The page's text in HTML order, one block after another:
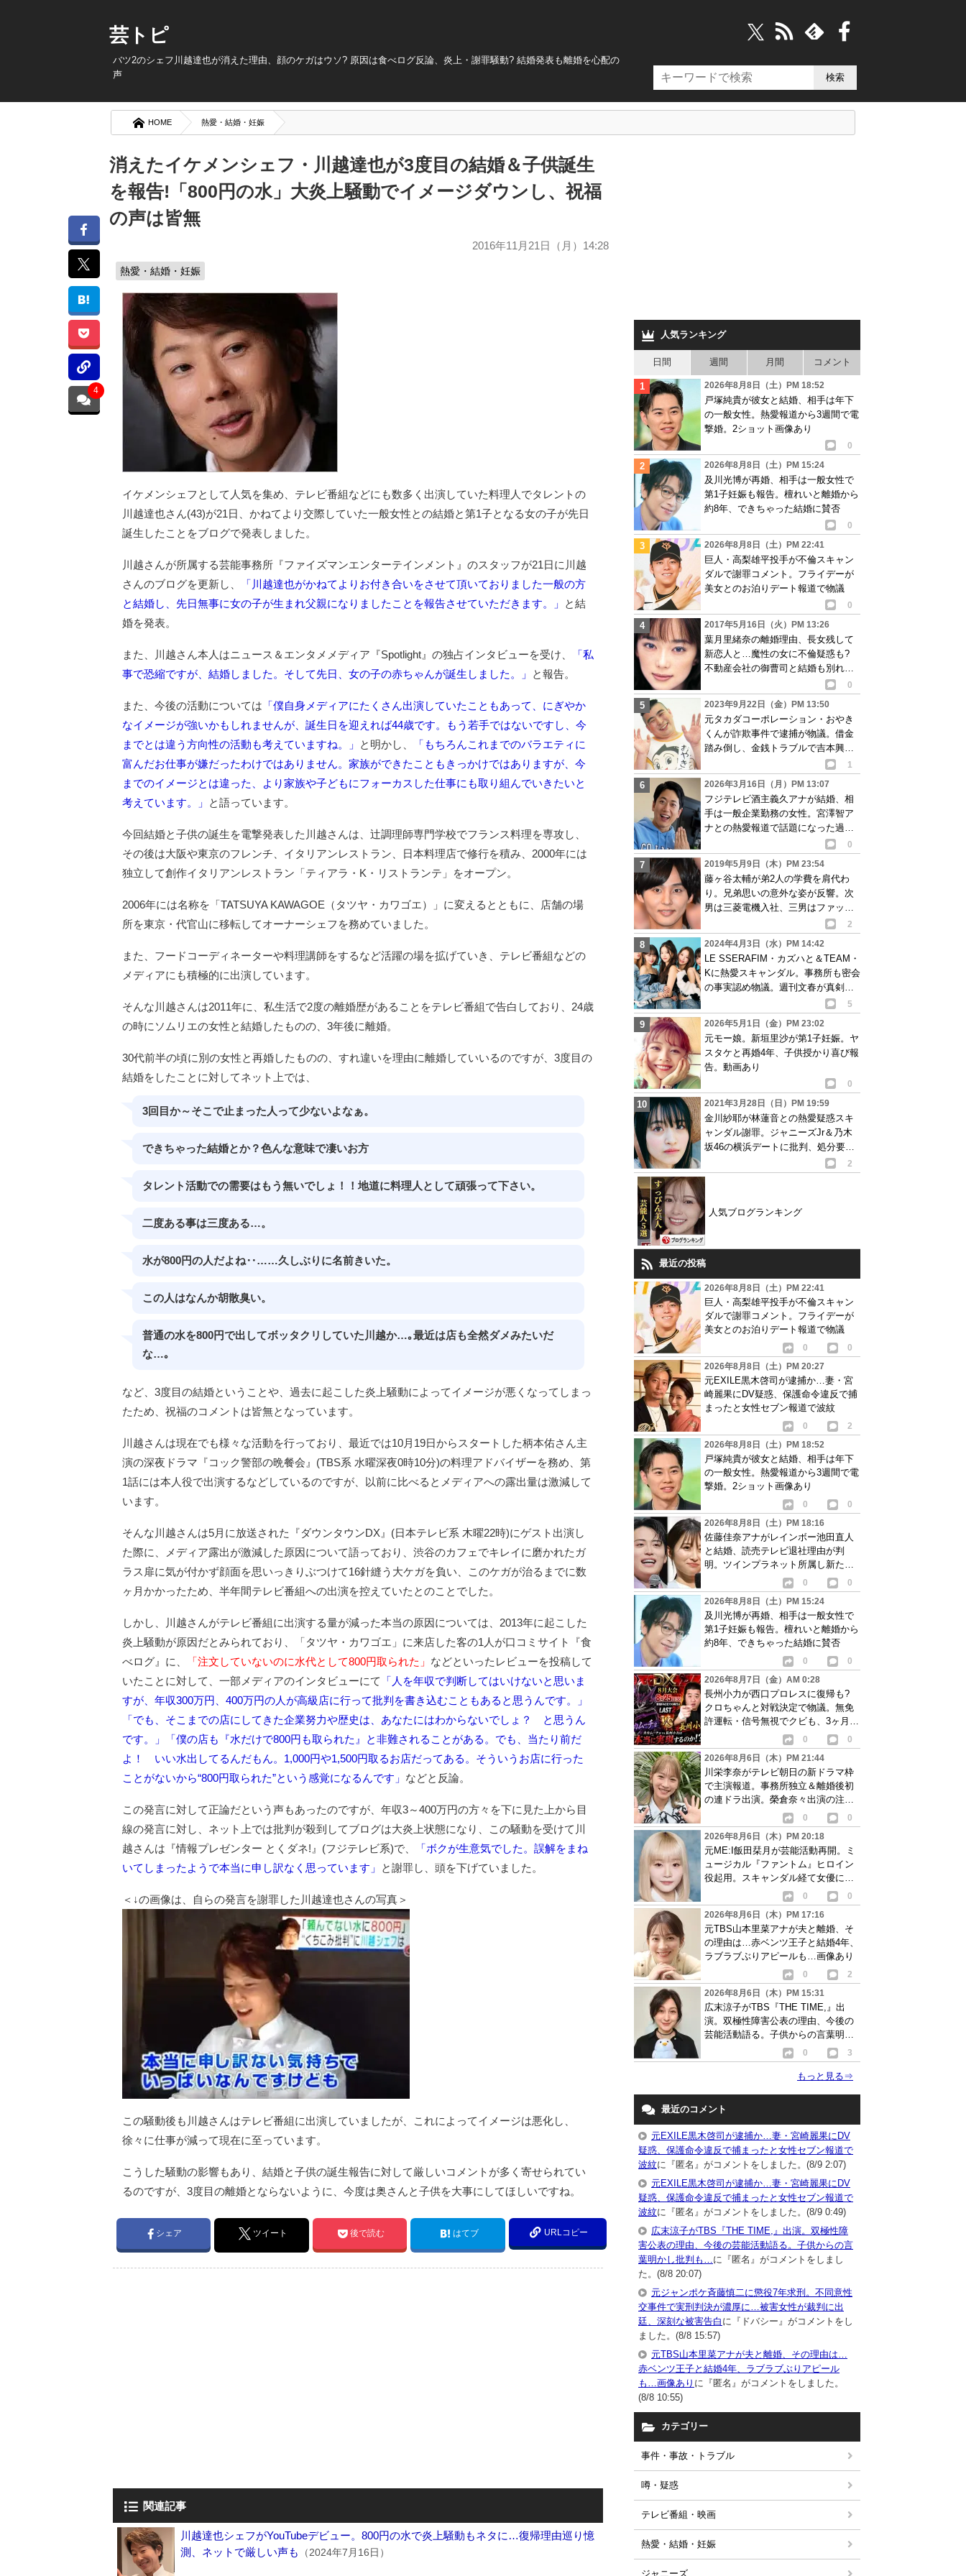
芸トピ
バツ2のシェフ川越達也が消えた理由、顔のケガはウソ? 原因は食べログ反論、炎上・謝罪騒動? 結婚発表も離婚を心配の
声
HOME 熱愛・結婚・妊娠
消えたイケメンシェフ・川越達也が3度目の結婚＆子供誕生
を報告!「800円の水」大炎上騒動でイメージダウンし、祝福
の声は皆無
2016年11月21日（月）14:28
熱愛・結婚・妊娠
4
イケメンシェフとして人気を集め、テレビ番組などにも数多く出演していた料理人でタレントの
川越達也さん(43)が21日、かねてより交際していた一般女性との結婚と第1子となる女の子が先日
誕生したことをブログで発表しました。
川越さんが所属する芸能事務所『ファイズマンエンターテインメント』のスタッフが21日に川越
さんのブログを更新し、
「川越達也がかねてよりお付き合いをさせて頂いておりました一般の方
と結婚し、先日無事に女の子が生まれ父親になりましたことを報告させていただきます。」
と結
婚を発表。
また、川越さん本人はニュース＆エンタメメディア『Spotlight』の独占インタビューを受け、
「私
事で恐縮ですが、結婚しました。そして先日、女の子の赤ちゃんが誕生しました。」
と報告。
また、今後の活動については 「僕自身メディアにたくさん出演していたこともあって、にぎやか
なイメージが強いかもしれませんが、誕生日を迎えれば44歳です。もう若手ではないですし、今
までとは違う方向性の活動も考えていますね。」
と明かし、
「もちろんこれまでのバラエティに
富んだお仕事が嫌だったわけではありません。家族ができたこともきっかけではありますが、今
までのイメージとは違った、より家族や子どもにフォーカスした仕事にも取り組んでいきたいと
考えています。」
と語っています。
今回結婚と子供の誕生を電撃発表した川越さんは、辻調理師専門学校でフランス料理を専攻し、
その後は大阪や東京のフレンチ、イタリアンレストラン、日本料理店で修行を積み、2000年には
独立して創作イタリアンレストラン「ティアラ・K・リストランテ」をオープン。
2006年には名称を「TATSUYA KAWAGOE（タツヤ・カワゴエ）」に変えるとともに、店舗の場
所を東京・代官山に移転してオーナーシェフを務めていました。
また、フードコーディネーターや料理講師をするなど活躍の場を拡げていき、テレビ番組などの
メディアにも積極的に出演しています。
そんな川越さんは2011年に、私生活で2度の離婚歴があることをテレビ番組で告白しており、24歳
の時にソムリエの女性と結婚したものの、3年後に離婚。
30代前半の頃に別の女性と再婚したものの、すれ違いを理由に離婚していいるのですが、3度目の
結婚をしたことに対してネット上では、
3回目か～そこで止まった人って少ないよなぁ。
できちゃった結婚とか？色んな意味で凄いお方
タレント活動での需要はもう無いでしょ！！地道に料理人として頑張って下さい。
二度ある事は三度ある…。
水が800円の人だよね‥……久しぶりに名前きいた。
この人はなんか胡散臭い。
普通の水を800円で出してボッタクリしていた川越か…｡最近は店も全然ダメみたいだ
な…｡
など、3度目の結婚ということや、過去に起こした炎上騒動によってイメージが悪くなってしまっ
たため、祝福のコメントは皆無となっています。
川越さんは現在でも様々な活動を行っており、最近では10月19日からスタートした柄本佑さん主
演の深夜ドラマ『コック警部の晩餐会』(TBS系 水曜深夜0時10分)の料理アドバイザーを務め、第
1話には本人役で出演するなどしているのですが、以前に比べるとメディアへの露出量は激減して
います。
そんな川越さんは5月に放送された『ダウンタウンDX』(日本テレビ系 木曜22時)にゲスト出演し
た際に、メディア露出が激減した原因について語っており、渋谷のカフェでキレイに磨かれたガ
ラス扉に気が付かず顔面を思いっきりぶつけて16針縫う大ケガを負い、このケガが治るまでに数
ヶ月かかったため、半年間テレビ番組への出演を控えていたとのことでした。
しかし、川越さんがテレビ番組に出演する量が減った本当の原因については、2013年に起こした
炎上騒動が原因だとみられており、「タツヤ・カワゴエ」に来店した客の1人が口コミサイト『食
べログ』に、
「注文していないのに水代として800円取られた」 などといったレビューを投稿して
いたことに対して、一部メディアのインタビューにて
「人を年収で判断してはいけないと思いま
すが、年収300万円、400万円の人が高級店に行って批判を書き込むこともあると思うんです。」
「でも、そこまでの店にしてきた企業努力や歴史は、あなたにはわからないでしょ？ と思うん
です。」「僕の店も『水だけで800円も取られた』と非難されることがある。でも、当たり前だ
よ！ いい水出してるんだもん。1,000円や1,500円取るお店だってある。そういうお店に行った
ことがないから“800円取られた”という感覚になるんです」 などと反論。
この発言に対して正論だという声もあったのですが、年収3～400万円の方々を下に見た上から目
線の発言に対し、ネット上では批判が殺到してブログは大炎上状態になり、この騒動を受けて川
越さんは『情報プレゼンター とくダネ!』(フジテレビ系)で、
「ボクが生意気でした。誤解をまね
いてしまったようで本当に申し訳なく思っています」
と謝罪し、頭を下げていました。
＜↓の画像は、自らの発言を謝罪した川越達也さんの写真＞
この騒動後も川越さんはテレビ番組に出演していましたが、これによってイメージは悪化し、
徐々に仕事が減って現在に至っています。
こうした騒動の影響もあり、結婚と子供の誕生報告に対して厳しいコメントが多く寄せられてい
るのですが、3度目の離婚とならないように、今度は奥さんと子供を大事にしてほしいですね。
シェア ツイート 後で読む はてブ URLコピー
関連記事
川越達也シェフがYouTubeデビュー。800円の水で炎上騒動もネタに…復帰理由巡り憶
測、ネットで厳しい声も
（2024年7月16日）
人気ランキング
日間 週間 月間 コメント
2026年8月8日（土）PM 18:52
戸塚純貴が彼女と結婚、相手は年下
の一般女性。熱愛報道から3週間で電
撃婚。2ショット画像あり
0
2026年8月8日（土）PM 15:24
及川光博が再婚、相手は一般女性で
第1子妊娠も報告。檀れいと離婚から
約8年、できちゃった結婚に賛否
0
2026年8月8日（土）PM 22:41
巨人・高梨雄平投手が不倫スキャン
ダルで謝罪コメント。フライデーが
美女とのお泊りデート報道で物議
0
2017年5月16日（火）PM 13:26
葉月里緒奈の離婚理由、長女残して
新恋人と…魔性の女に不倫疑惑も?
不動産会社の御曹司と結婚も別れ、
0
2023年9月22日（金）PM 13:50
元タカダコーポレーション・おやき
くんが詐欺事件で逮捕が物議。借金
踏み倒し、金銭トラブルで吉本興業
1
2026年3月16日（月）PM 13:07
フジテレビ酒主義久アナが結婚、相
手は一般企業勤務の女性。宮澤智ア
ナとの熱愛報道で話題になった過去
0
2019年5月9日（木）PM 23:54
藤ヶ谷太輔が弟2人の学費を肩代わ
り。兄弟思いの意外な姿が反響。次
男は三菱電機入社、三男はファッシ
2
2024年4月3日（水）PM 14:42
LE SSERAFIM・カズハと＆TEAM・
Kに熱愛スキャンダル。事務所も密会
の事実認め物議。週刊文春が真剣交
5
2026年5月1日（金）PM 23:02
元モー娘。新垣里沙が第1子妊娠。ヤ
スタケと再婚4年、子供授かり喜び報
告。動画あり
0
2021年3月28日（日）PM 19:59
金川紗耶が林蓮音との熱愛疑惑スキ
ャンダル謝罪。ジャニーズJr＆乃木
坂46の横浜デートに批判、処分要求
2
人気ブログランキング
最近の投稿
2026年8月8日（土）PM 22:41
巨人・高梨雄平投手が不倫スキャン
ダルで謝罪コメント。フライデーが
美女とのお泊りデート報道で物議
0
0
2026年8月8日（土）PM 20:27
元EXILE黒木啓司が逮捕か…妻・宮
崎麗果にDV疑惑、保護命令違反で捕
まったと女性セブン報道で波紋
0
2
2026年8月8日（土）PM 18:52
戸塚純貴が彼女と結婚、相手は年下
の一般女性。熱愛報道から3週間で電
撃婚。2ショット画像あり
0
0
2026年8月8日（土）PM 18:16
佐藤佳奈アナがレインボー池田直人
と結婚、読売テレビ退社理由が判
明。ツインプラネット所属し新たな
0
0
2026年8月8日（土）PM 15:24
及川光博が再婚、相手は一般女性で
第1子妊娠も報告。檀れいと離婚から
約8年、できちゃった結婚に賛否
0
0
2026年8月7日（金）AM 0:28
長州小力が西口プロレスに復帰も?
クロちゃんと対戦決定で物議。無免
許運転・信号無視でクビも、3ヶ月で
0
0
2026年8月6日（木）PM 21:44
川栄李奈がテレビ朝日の新ドラマ枠
で主演報道。事務所独立＆離婚後初
の連ドラ出演。榮倉奈々出演の注目
0
0
2026年8月6日（木）PM 20:18
元ME:I飯田栞月が芸能活動再開。ミ
ュージカル『ファントム』ヒロイン
役起用。スキャンダル経て女優に転
0
0
2026年8月6日（木）PM 17:16
元TBS山本里菜アナが夫と離婚、そ
の理由は…赤ベンツ王子と結婚4年、
ラブラブぶりアピールも…画像あり
0
2
2026年8月6日（木）PM 15:31
広末涼子がTBS『THE TIME,』出
演。双極性障害公表の理由、今後の
芸能活動語る。子供からの言葉明か
0 3
もっと見る⇒
最近のコメント
元EXILE黒木啓司が逮捕か…妻・宮崎麗果にDV
疑惑、保護命令違反で捕まったと女性セブン報道で
波紋に『匿名』がコメントをしました。(8/9 2:07)
元EXILE黒木啓司が逮捕か…妻・宮崎麗果にDV
疑惑、保護命令違反で捕まったと女性セブン報道で
波紋に『匿名』がコメントをしました。(8/9 0:49)
広末涼子がTBS『THE TIME,』出演。双極性障
害公表の理由、今後の芸能活動語る。子供からの言
葉明かし批判も… に『匿名』がコメントをしまし
た。(8/8 20:07)
元ジャンポケ斉藤慎二に懲役7年求刑。不同意性
交事件で実刑判決が濃厚に…被害女性が裁判に出
廷、深刻な被害告白 に『ドバシー』がコメントをし
ました。(8/8 15:57)
元TBS山本里菜アナが夫と離婚、その理由は…
赤ベンツ王子と結婚4年、ラブラブぶりアピール
も…画像あり に『匿名』がコメントをしました。
(8/8 10:55)
カテゴリー
事件・事故・トラブル
噂・疑惑
テレビ番組・映画
熱愛・結婚・妊娠
ジャニーズ